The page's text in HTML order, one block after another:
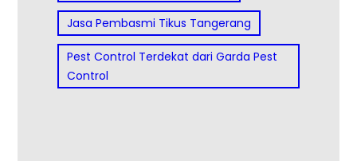
Jasa Pembasmi Tikus Tangerang
Pest Control Terdekat dari Garda Pest
Control